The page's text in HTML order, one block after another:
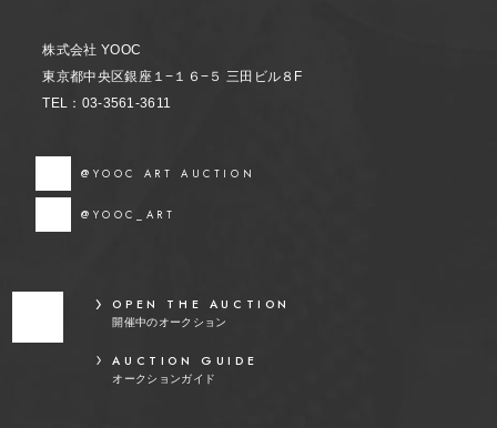
株式会社 YOOC
東京都中央区銀座１−１６−５ 三田ビル８F
TEL：03-3561-3611
@YOOC ART AUCTION
@YOOC_ART
OPEN THE AUCTION
開催中のオークション
AUCTION GUIDE
オークションガイド